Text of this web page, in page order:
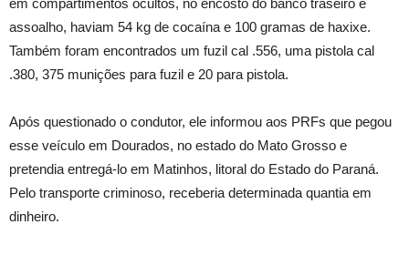
em compartimentos ocultos, no encosto do banco traseiro e
assoalho, haviam 54 kg de cocaína e 100 gramas de haxixe.
Também foram encontrados um fuzil cal .556, uma pistola cal
.380, 375 munições para fuzil e 20 para pistola.
Após questionado o condutor, ele informou aos PRFs que pegou
esse veículo em Dourados, no estado do Mato Grosso e
pretendia entregá-lo em Matinhos, litoral do Estado do Paraná.
Pelo transporte criminoso, receberia determinada quantia em
dinheiro.